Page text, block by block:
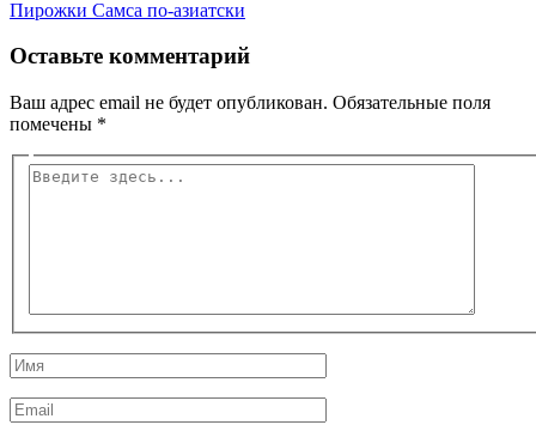
Пирожки Самса по-азиатски
Оставьте комментарий
Ваш адрес email не будет опубликован. Обязательные поля
помечены *
Введите
Имя
Email